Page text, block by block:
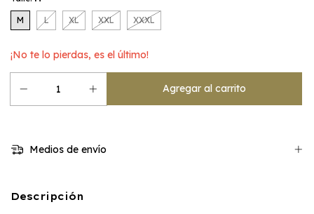
M L XL XXL XXXL
¡No te lo pierdas, es el último!
Medios de envío
Descripción